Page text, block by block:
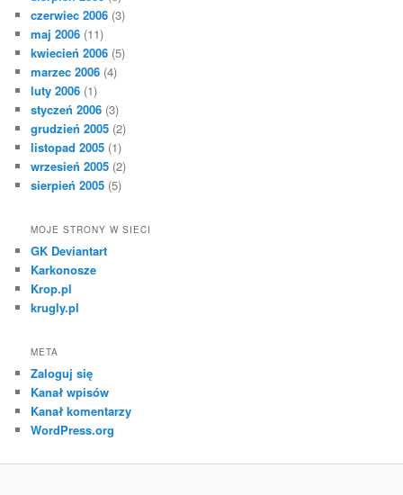
czerwiec 2006 (3)
maj 2006 (11)
kwiecień 2006 (5)
marzec 2006 (4)
luty 2006 (1)
styczeń 2006 (3)
grudzień 2005 (2)
listopad 2005 (1)
wrzesień 2005 (2)
sierpień 2005 (5)
MOJE STRONY W SIECI
GK Deviantart
Karkonosze
Krop.pl
krugly.pl
META
Zaloguj się
Kanał wpisów
Kanał komentarzy
WordPress.org